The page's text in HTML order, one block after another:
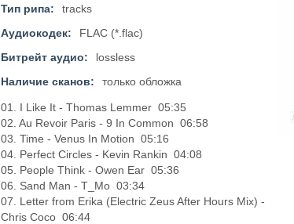
Тип рипа:
tracks
Аудиокодек:
FLAC (*.flac)
Битрейт аудио:
lossless
Наличие сканов:
только обложка
01. I Like It - Thomas Lemmer 05:35
02. Au Revoir Paris - 9 In Common 06:58
03. Time - Venus In Motion 05:16
04. Perfect Circles - Kevin Rankin 04:08
05. People Think - Owen Ear 05:36
06. Sand Man - T_Mo 03:34
07. Letter from Erika (Electric Zeus After Hours Mix) -
Chris Coco 06:44